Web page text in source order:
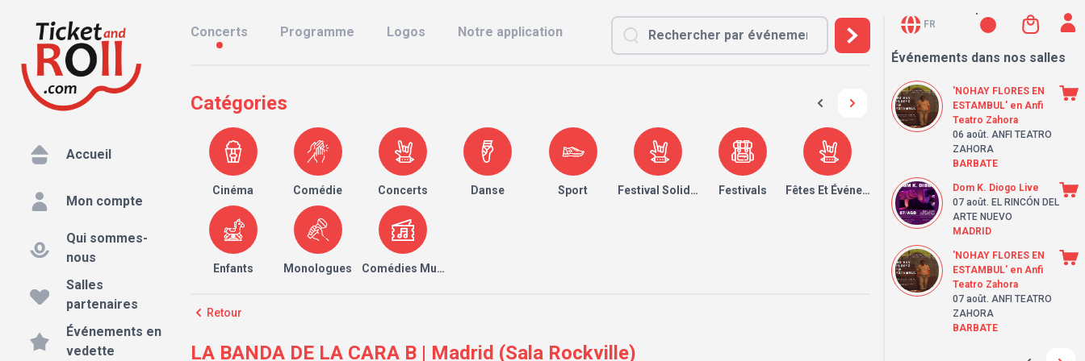
Accueil
Mon compte
Qui sommes-
nous
Salles
partenaires
Événements en
vedette
Concerts Programme Logos Notre application
Catégories
Cinéma Comédie Concerts Danse Sport Festival Solidaire Festivals Fêtes Et Événements
Enfants Monologues Comédies Musicales
Retour
LA BANDA DE LA CARA B | Madrid (Sala Rockville)
FR
Événements dans nos salles
'NOHAY FLORES EN
ESTAMBUL' en Anfi
Teatro Zahora
06 août. ANFI TEATRO
ZAHORA
BARBATE
Dom K. Diogo Live
07 août. EL RINCÓN DEL
ARTE NUEVO
MADRID
'NOHAY FLORES EN
ESTAMBUL' en Anfi
Teatro Zahora
07 août. ANFI TEATRO
ZAHORA
BARBATE